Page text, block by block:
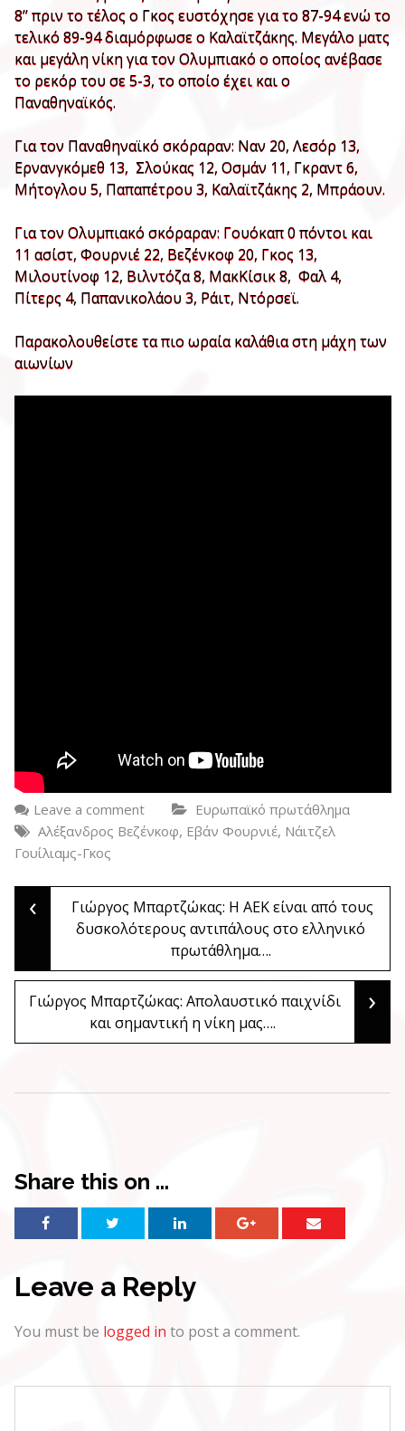
8’’ πριν το τέλος ο Γκος ευστόχησε για το 87-94 ενώ το
τελικό 89-94 διαμόρφωσε ο Καλαϊτζάκης. Μεγάλο ματς
και μεγάλη νίκη για τον Ολυμπιακό ο οποίος ανέβασε
το ρεκόρ του σε 5-3, το οποίο έχει και ο
Παναθηναϊκός.
Για τον Παναθηναϊκό σκόραραν: Ναν 20, Λεσόρ 13,
Ερνανγκόμεθ 13, Σλούκας 12, Οσμάν 11, Γκραντ 6,
Μήτογλου 5, Παπαπέτρου 3, Καλαϊτζάκης 2, Μπράουν.
Για τον Ολυμπιακό σκόραραν: Γουόκαπ 0 πόντοι και
11 ασίστ, Φουρνιέ 22, Βεζένκοφ 20, Γκος 13,
Μιλουτίνοφ 12, Βιλντόζα 8, ΜακΚίσικ 8, Φαλ 4,
Πίτερς 4, Παπανικολάου 3, Ράιτ, Ντόρσεϊ.
Παρακολουθείστε τα πιο ωραία καλάθια στη μάχη των
αιωνίων
Leave a comment
Ευρωπαϊκό πρωτάθλημα
Αλέξανδρος Βεζένκοφ, Εβάν Φουρνιέ, Νάιτζελ
Γουίλιαμς-Γκος
Post
navigation
‹
Γιώργος Μπαρτζώκας: Η ΑΕΚ είναι από τους
δυσκολότερους αντιπάλους στο ελληνικό
πρωτάθλημα….
Γιώργος Μπαρτζώκας: Απολαυστικό παιχνίδι
και σημαντική η νίκη μας….
›
Share this on ...
Leave a Reply
You must be logged in to post a comment.